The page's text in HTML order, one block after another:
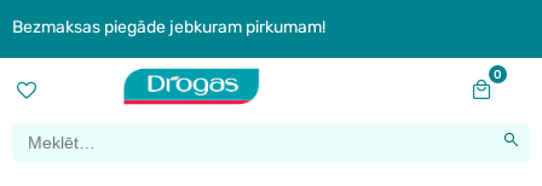
Bezmaksas piegāde jebkuram pirkumam!
0